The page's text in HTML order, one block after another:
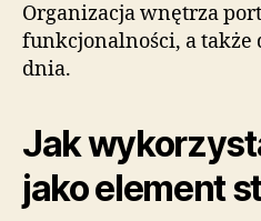
Organizacja wnętrza
funkcjonalności, a także
dnia.
Jak
jako element